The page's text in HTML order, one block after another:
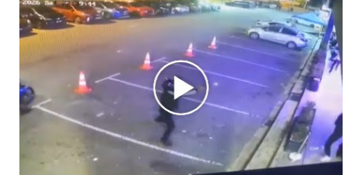
berlaku pertikaman lidah antara kedua-dua pihak. Video
berkenaan kini tular di media sosial dan mendapat pelbagai
reaksi orang ramai. Antara komen orang awam yang tular di
media sosial mengenai insiden tersebut ialah ramai yang
meluahkan rasa marah terhadap tindakan lelaki berkenaan
serta memuji pemandu Grab kerana campur tangan.
Sebahagian netizen turut meminta pihak berkuasa
mengambil tindakan tegas, manakala ada yang bersimpati